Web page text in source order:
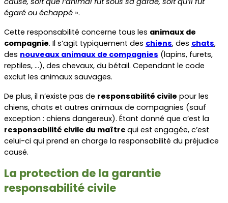
égaré ou échappé ».
Cette responsabilité concerne tous les animaux de
compagnie. Il s’agit typiquement des chiens, des chats,
des nouveaux animaux de compagnies (lapins, furets,
reptiles, …), des chevaux, du bétail. Cependant le code
exclut les animaux sauvages.
De plus, il n’existe pas de responsabilité civile
chiens, chats et autres animaux de compagnies (sauf
responsabilité civile du maître qui est engagée, c’est
celui-ci qui prend en charge la responsabilité du préjudice
causé.
La protection de la garantie
responsabilité civile